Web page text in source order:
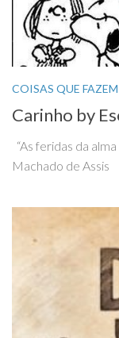
COISAS QUE
Carinho by
“As feridas da
Machado de Assis